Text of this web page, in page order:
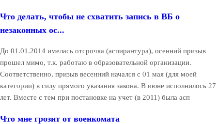
Что делать, чтобы не схватить запись в ВБ о
незаконных ос...
До 01.01.2014 имелась отсрочка (аспирантура), осенний призыв
прошел мимо, т.к. работаю в образовательной организации.
Соответственно, призыв весенний начался с 01 мая (для моей
категории) в силу прямого указания закона. В июне исполнилось 27
лет. Вместе с тем при постановке на учет (в 2011) была асп
Что мне грозит от военкомата